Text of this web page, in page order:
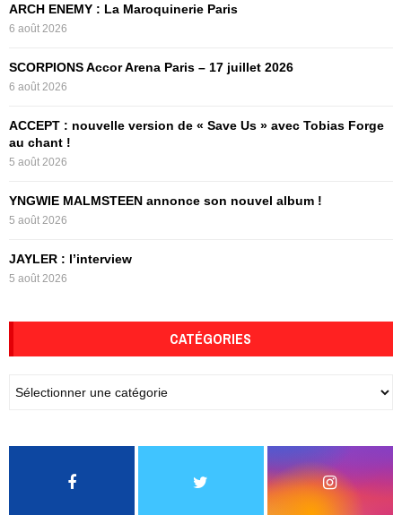
o
r
ARCH ENEMY : La Maroquinerie Paris
6 août 2026
SCORPIONS Accor Arena Paris – 17 juillet 2026
6 août 2026
ACCEPT : nouvelle version de « Save Us » avec Tobias Forge
au chant !
5 août 2026
YNGWIE MALMSTEEN annonce son nouvel album !
5 août 2026
JAYLER : l’interview
5 août 2026
CATÉGORIES